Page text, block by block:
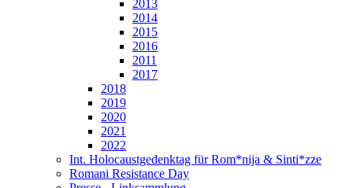
2013
2014
2015
2016
2011
2017
2018
2019
2020
2021
2022
Int. Holocaustgedenktag für Rom*nija & Sinti*zze
Romani Resistance Day